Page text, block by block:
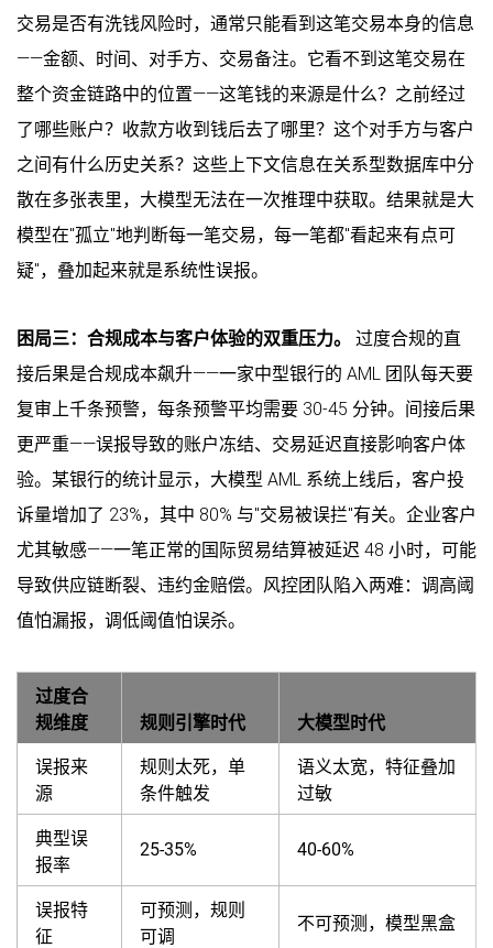
交易是否有洗钱风险时，通常只能看到这笔交易本身的信息
——金额、时间、对手方、交易备注。它看不到这笔交易在
整个资金链路中的位置——这笔钱的来源是什么？之前经过
了哪些账户？收款方收到钱后去了哪里？这个对手方与客户
之间有什么历史关系？这些上下文信息在关系型数据库中分
散在多张表里，大模型无法在一次推理中获取。结果就是大
模型在"孤立"地判断每一笔交易，每一笔都"看起来有点可
疑"，叠加起来就是系统性误报。
困局三：合规成本与客户体验的双重压力。
过度合规的直
接后果是合规成本飙升——一家中型银行的 AML 团队每天要
复审上千条预警，每条预警平均需要 30-45 分钟。间接后果
更严重——误报导致的账户冻结、交易延迟直接影响客户体
验。某银行的统计显示，大模型 AML 系统上线后，客户投
诉量增加了 23%，其中 80% 与"交易被误拦"有关。企业客户
尤其敏感——一笔正常的国际贸易结算被延迟 48 小时，可能
导致供应链断裂、违约金赔偿。风控团队陷入两难：调高阈
值怕漏报，调低阈值怕误杀。
过度合
规维度
规则引擎时代 大模型时代
误报来
源
规则太死，单
条件触发
语义太宽，特征叠加
过敏
典型误
报率
25-35% 40-60%
误报特
征
可预测，规则
可调
不可预测，模型黑盒